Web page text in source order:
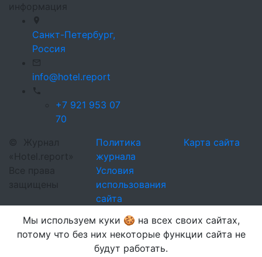
информация
Санкт-Петербург,
Россия
info@hotel.report
+7 921 953 07
70
©
Журнал
«Hotel.report»
Все права
защищены
Политика
журнала
Условия
использования
сайта
Карта сайта
Мы используем куки 🍪 на всех своих сайтах,
потому что без них некоторые функции сайта не
будут работать.